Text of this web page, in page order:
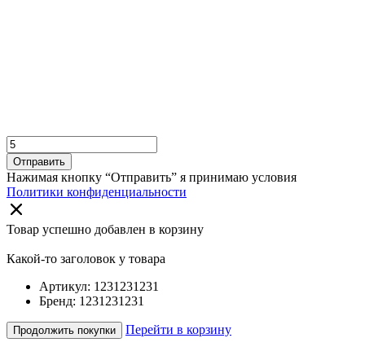
Отправить
Нажимая кнопку “Отправить” я принимаю условия
Политики конфиденциальности
Товар успешно добавлен в корзину
Какой-то заголовок у товара
Артикул: 1231231231
Бренд: 1231231231
Продолжить покупки Перейти в корзину